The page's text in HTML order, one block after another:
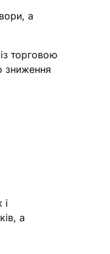
а
торговою
зниження
а